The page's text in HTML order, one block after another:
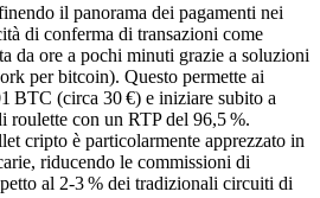
il panorama dei pagamenti nei
di conferma di transazioni come
da ore a pochi minuti grazie a soluzioni
per bitcoin). Questo permette ai
BTC (circa 30 €) e iniziare subito a
roulette con un RTP del 96,5 %.
cripto è particolarmente apprezzato in
riducendo le commissioni di
al 2‑3 % dei tradizionali circuiti di